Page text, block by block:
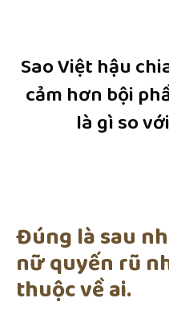
Sao Việt hậu
cảm hơn bội
là gì so
Đúng là sau
nữ quyến rũ
thuộc về ai.